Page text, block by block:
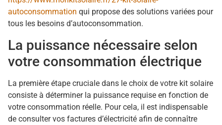
autoconsommation qui propose des solutions variées pour
tous les besoins d’autoconsommation.
La puissance nécessaire selon
votre consommation électrique
La première étape cruciale dans le choix de votre kit solaire
consiste à déterminer la puissance requise en fonction de
votre consommation réelle. Pour cela, il est indispensable
de consulter vos factures d’électricité afin de connaître